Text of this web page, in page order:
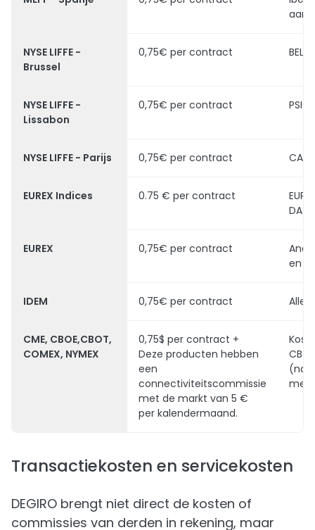
NYSE LIFFE -
Brussel
0,75€ per contract
NYSE LIFFE -
Lissabon
0,75€ per contract PSI
NYSE LIFFE - Parijs 0,75€ per contract CAC
EUREX Indices 0.75 € per contract
DAX
EUREX 0,75€ per contract
en
IDEM 0,75€ per contract Alle
CME, CBOE,CBOT,
COMEX, NYMEX
0,75$ per contract +
Deze producten hebben
een
connectiviteitscommissie
met de markt van 5 €
per kalendermaand.
Transactiekosten en servicekosten
DEGIRO brengt niet direct de kosten of
commissies van derden in rekening, maar